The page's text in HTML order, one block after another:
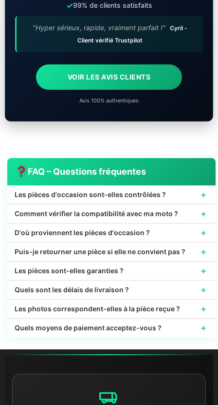
✓99% de clients satisfaits
"Hyper sérieux, rapide, vraiment parfait !" Cyril -
Client vérifié Trustpilot
VOIR LES AVIS CLIENTS
Avis 100% authentiques
FAQ – Questions fréquentes
Les pièces d'occasion sont-elles contrôlées ? +
Comment vérifier la compatibilité avec ma moto ? +
D'où proviennent les pièces d'occasion ? +
Puis-je retourner une pièce si elle ne convient pas ? +
Les pièces sont-elles garanties ? +
Quels sont les délais de livraison ? +
Les photos correspondent-elles à la pièce reçue ? +
Quels moyens de paiement acceptez-vous ? +